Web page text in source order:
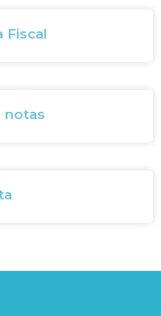
Fiscal
notas